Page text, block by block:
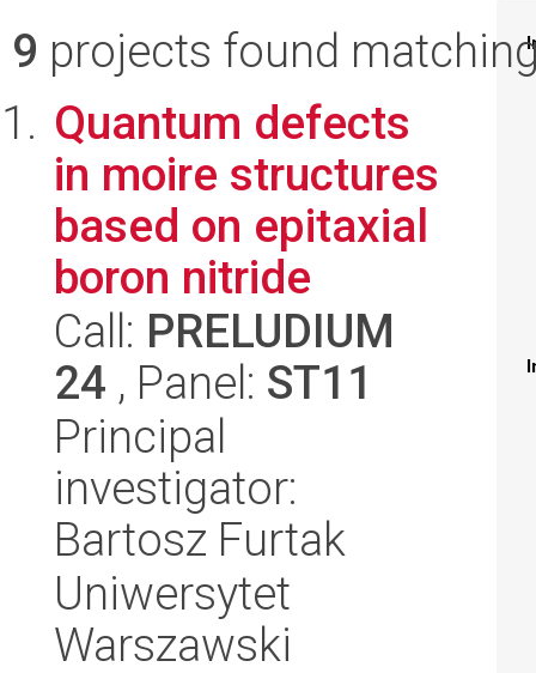
9 projects found
Quantum defects
in moire structures
based on epitaxial
boron nitride
Call: PRELUDIUM
24 , Panel: ST11
Principal
investigator:
Bartosz Furtak
Uniwersytet
Warszawski